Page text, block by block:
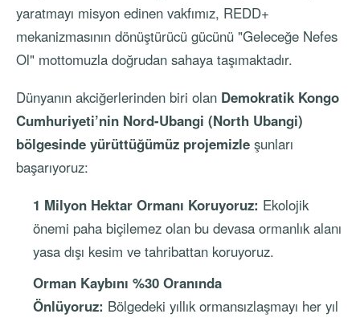
yaratmayı misyon edinen vakfımız, REDD+
mekanizmasının dönüştürücü gücünü "Geleceğe Nefes
Ol" mottomuzla doğrudan sahaya taşımaktadır.
Dünyanın akciğerlerinden biri olan Demokratik Kongo
Cumhuriyeti’nin Nord-Ubangi (North Ubangi)
bölgesinde yürüttüğümüz projemizle şunları
başarıyoruz:
1 Milyon Hektar Ormanı Koruyoruz: Ekolojik
önemi paha biçilemez olan bu devasa ormanlık alanı
yasa dışı kesim ve tahribattan koruyoruz.
Orman Kaybını %30 Oranında
Önlüyoruz: Bölgedeki yıllık ormansızlaşmayı her yıl